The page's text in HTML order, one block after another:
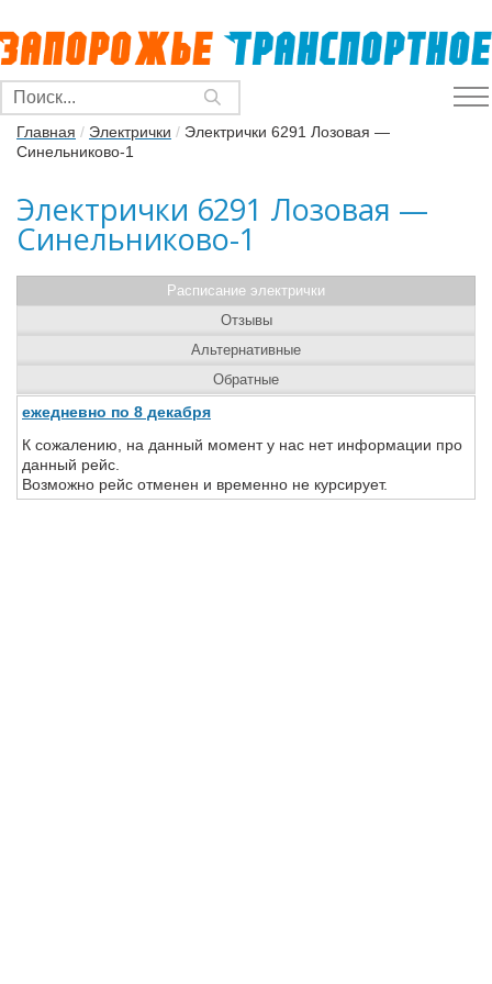
Главная / Электрички / Электрички 6291 Лозовая —
Синельниково-1
Электрички 6291 Лозовая —
Синельниково-1
Расписание электрички
ежедневно по 8 декабря
К сожалению, на данный момент у нас нет информации про
данный рейс.
Возможно рейс отменен и временно не курсирует.
Отзывы
Альтернативные
Обратные